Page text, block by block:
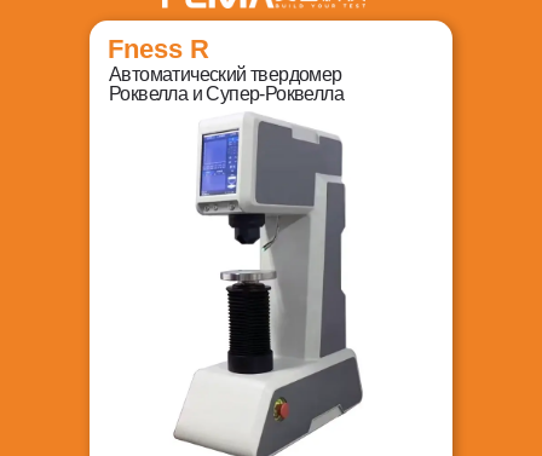
Fness R
Автоматический твердомер
Роквелла и Супер-Роквелла